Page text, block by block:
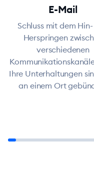
E-Mail
Schluss mit dem
Herspringen
verschiedenen
Ihre Unterhaltungen
an einem Ort